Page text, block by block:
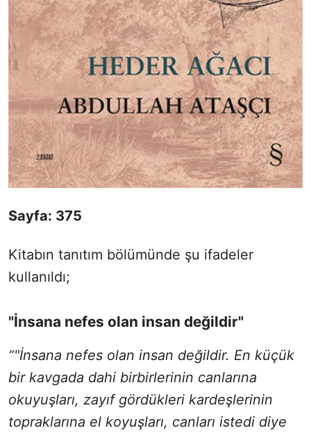
Sayfa: 375
Kitabın tanıtım bölümünde şu ifadeler
kullanıldı;
"İnsana nefes olan insan değildir"
“"İnsana nefes olan insan değildir. En küçük
bir kavgada dahi birbirlerinin canlarına
okuyuşları, zayıf gördükleri kardeşlerinin
topraklarına el koyuşları, canları istedi diye